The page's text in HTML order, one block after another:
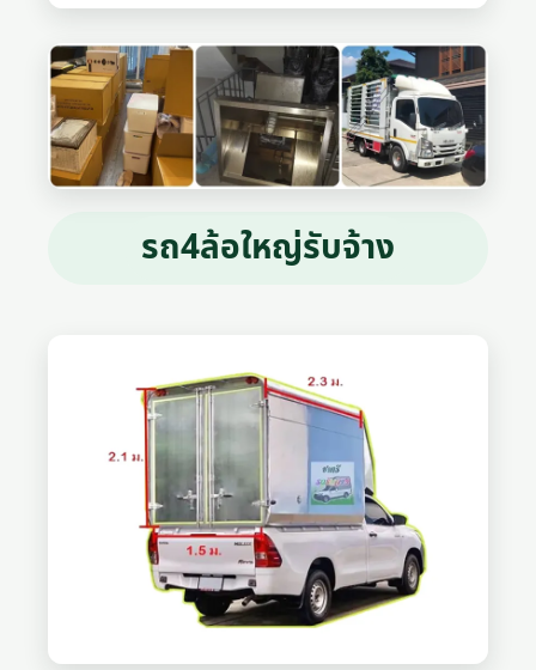
รถ4ล้อใหญ่รับจ้าง